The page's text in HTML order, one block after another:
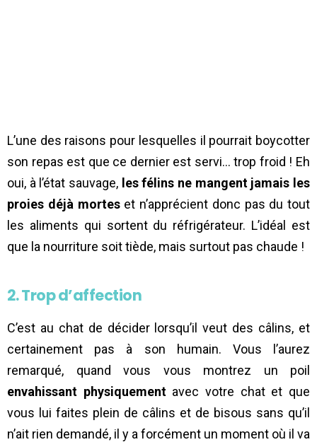
L’une des raisons pour lesquelles il pourrait boycotter
son repas est que ce dernier est servi… trop froid ! Eh
oui, à l’état sauvage, les félins ne mangent jamais les
proies déjà morteset n’apprécient donc pas du tout
les aliments qui sortent du réfrigérateur. L’idéal est
que la nourriture soit tiède, mais surtout pas chaude !
2. Trop d’affection
C’est au chat de décider lorsqu’il veut des câlins, et
certainement pas à son humain. Vous l’aurez
remarqué, quand vous vous montrez un poil
envahissant physiquementavec votre chat et que
vous lui faites plein de câlins et de bisous sans qu’il
n’ait rien demandé, il y a forcément un moment où il va